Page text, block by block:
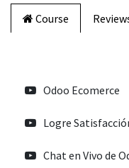
Course
Odoo Ecomerce
Logre